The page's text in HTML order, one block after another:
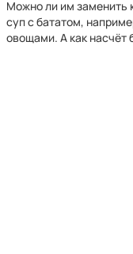
Можно ли им заменить
суп с бататом,
овощами. А как насчёт